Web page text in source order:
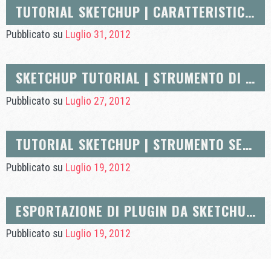
TUTORIAL SKETCHUP | CARATTERISTICHE AVANZATE DELLO STRUMENTO DI CANCELLAZIONE
Pubblicato su Luglio 31, 2012
SKETCHUP TUTORIAL | STRUMENTO DI ROTAZIONE
Pubblicato su Luglio 27, 2012
TUTORIAL SKETCHUP | STRUMENTO SEGUIMI
Pubblicato su Luglio 19, 2012
ESPORTAZIONE DI PLUGIN DA SKETCHUP A SKETCHFAB
Pubblicato su Luglio 19, 2012